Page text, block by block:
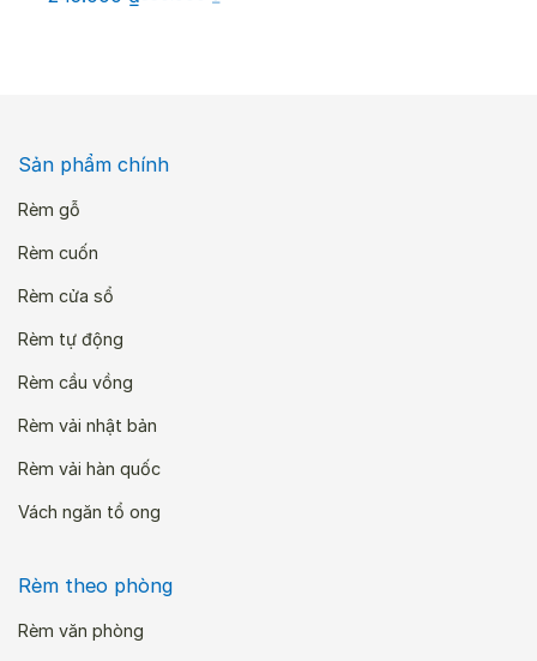
gốc
hiện
Sản phẩm chính
Rèm gỗ
Rèm cuốn
Rèm cửa sổ
Rèm tự động
Rèm cầu vồng
Rèm vải nhật bản
Rèm vải hàn quốc
Vách ngăn tổ ong
Rèm theo phòng
Rèm văn phòng